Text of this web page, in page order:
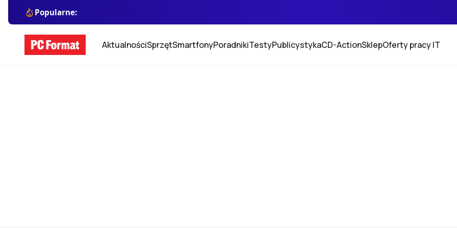
Popularne:
AktualnościSprzętSmartfonyPoradnikiTestyPublicystykaCD-ActionSklepOferty pracy IT